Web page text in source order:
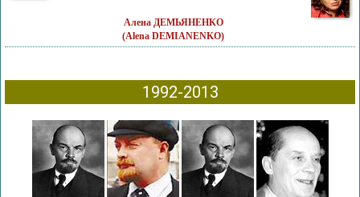
Алена ДЕМЬЯНЕНКО
(Alena DEMIANENKO)
1992-2013